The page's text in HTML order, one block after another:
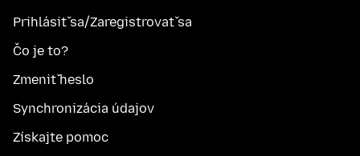
Prihlásiť sa/Zaregistrovať sa
Čo je to?
Zmeniť heslo
Synchronizácia údajov
Získajte pomoc